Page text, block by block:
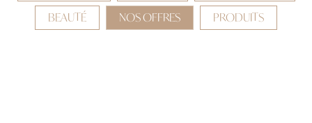
BEAUTÉ
NOS OFFRES PRODUITS